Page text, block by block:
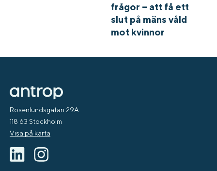
frågor – att få ett
slut på mäns våld
mot kvinnor
Rosenlundsgatan 29A
118 63 Stockholm
Visa på karta